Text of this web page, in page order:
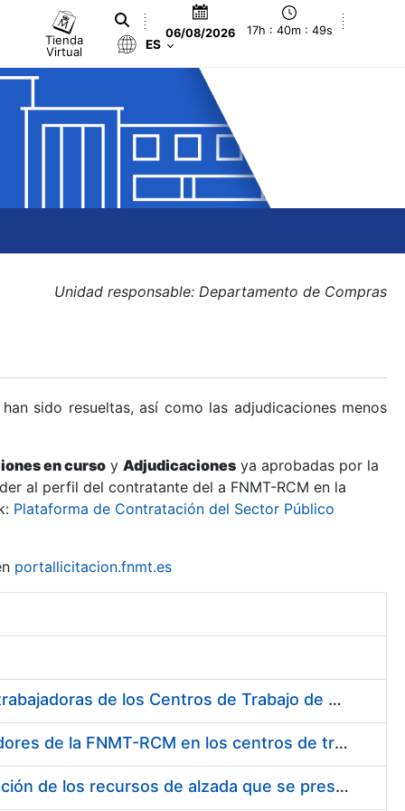
Tienda
Virtual
06/08/2026 17h : 40m : 49s
ES
Unidad responsable: Departamento de Compras
sido resueltas, así como las adjudicaciones menos
en curso y Adjudicaciones ya aprobadas por la
al perfil del contratante del a FNMT-RCM en la
Plataforma de Contratación del Sector Público
portallicitacion.fnmt.es
Suministro de Protectores Auditivos a medida para las personas trabajadoras de los Centros de Trabajo de Madrid y Burgos
Suministro de gafas graduadas antiproyecciones para los trabajadores de la FNMT-RCM en los centros de trabajo de Madrid y Burgos
Servicios de una empresa externa para el asesoramiento y resolución de los recursos de alzada que se presentan relacionados con procesos de selección para la FNMT-RCM